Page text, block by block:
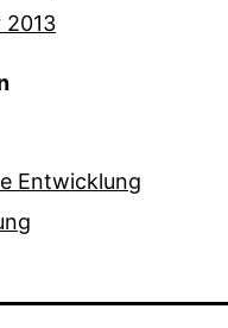
2013
Entwicklung